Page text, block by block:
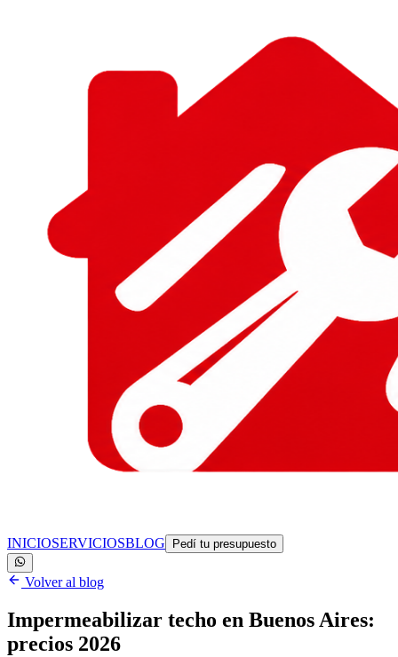
INICIOSERVICIOSBLOG Pedí tu presupuesto
Volver al blog
Impermeabilizar techo en Buenos Aires:
precios 2026